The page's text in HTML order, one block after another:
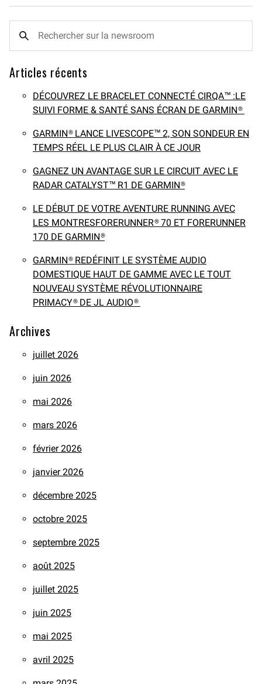
Articles récents
DÉCOUVREZ LE BRACELET CONNECTÉ CIRQA™ :LE
SUIVI FORME & SANTÉ SANS ÉCRAN DE GARMIN®
GARMIN® LANCE LIVESCOPE™ 2, SON SONDEUR EN
TEMPS RÉEL LE PLUS CLAIR À CE JOUR
GAGNEZ UN AVANTAGE SUR LE CIRCUIT AVEC LE
RADAR CATALYST™ R1 DE GARMIN®
LE DÉBUT DE VOTRE AVENTURE RUNNING AVEC
LES MONTRESFORERUNNER® 70 ET FORERUNNER
170 DE GARMIN®
GARMIN® REDÉFINIT LE SYSTÈME AUDIO
DOMESTIQUE HAUT DE GAMME AVEC LE TOUT
NOUVEAU SYSTÈME RÉVOLUTIONNAIRE
PRIMACY® DE JL AUDIO®
Archives
juillet 2026
juin 2026
mai 2026
mars 2026
février 2026
janvier 2026
décembre 2025
octobre 2025
septembre 2025
août 2025
juillet 2025
juin 2025
mai 2025
avril 2025